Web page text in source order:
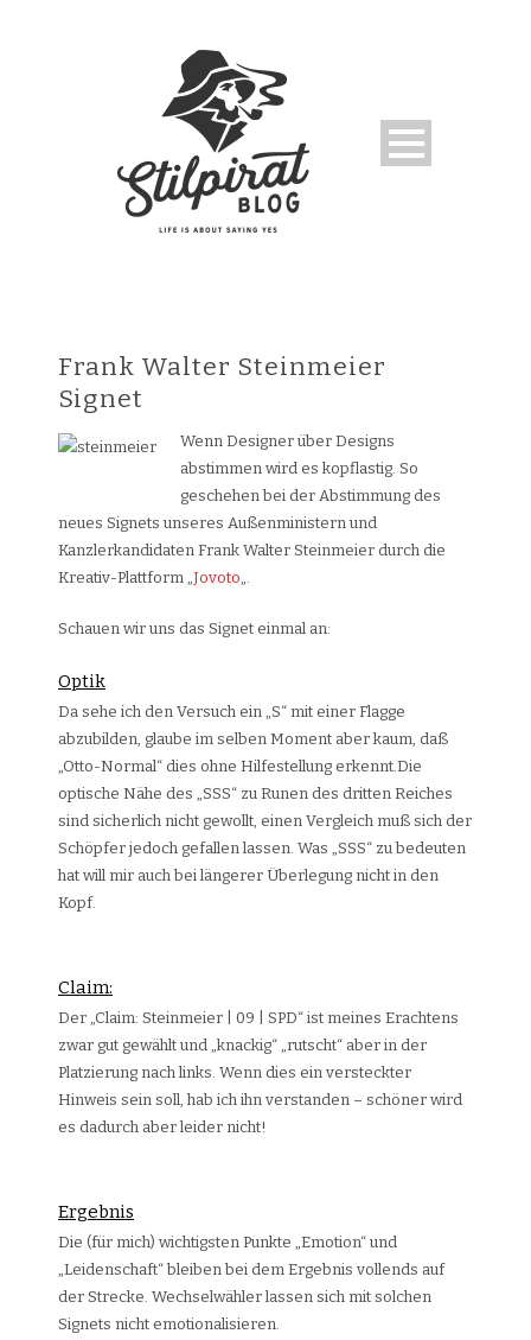
Frank Walter Steinmeier
Signet
Wenn Designer über Designs
abstimmen wird es kopflastig. So
geschehen bei der Abstimmung des
neues Signets unseres Außenministern und
Kanzlerkandidaten Frank Walter Steinmeier durch die
Kreativ-Plattform „Jovoto„.
Schauen wir uns das Signet einmal an:
Optik
Da sehe ich den Versuch ein „S“ mit einer Flagge
abzubilden, glaube im selben Moment aber kaum, daß
„Otto-Normal“ dies ohne Hilfestellung erkennt.Die
optische Nähe des „SSS“ zu Runen des dritten Reiches
sind sicherlich nicht gewollt, einen Vergleich muß sich der
Schöpfer jedoch gefallen lassen. Was „SSS“ zu bedeuten
hat will mir auch bei längerer Überlegung nicht in den
Kopf.
Claim:
Der „Claim: Steinmeier | 09 | SPD“ ist meines Erachtens
zwar gut gewählt und „knackig“ „rutscht“ aber in der
Platzierung nach links. Wenn dies ein versteckter
Hinweis sein soll, hab ich ihn verstanden – schöner wird
es dadurch aber leider nicht!
Ergebnis
Die (für mich) wichtigsten Punkte „Emotion“ und
„Leidenschaft“ bleiben bei dem Ergebnis vollends auf
der Strecke. Wechselwähler lassen sich mit solchen
Signets nicht emotionalisieren.